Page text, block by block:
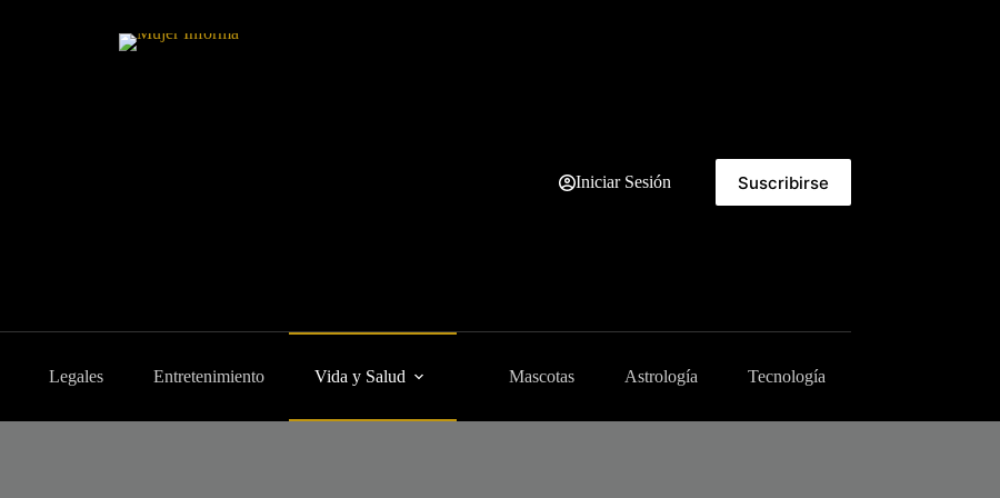
Iniciar Sesión Suscribirse
Legales Entretenimiento Vida y Salud Mascotas Astrología Tecnología